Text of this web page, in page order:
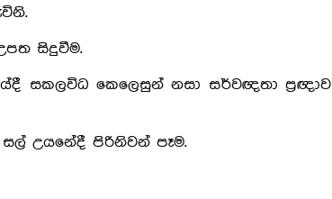
සිදුවීම.
සකලවිධ කෙලෙසුන් නසා සර්වඥතා ප්‍රඥාව
උයනේදී පිරිනිවන් පෑම.